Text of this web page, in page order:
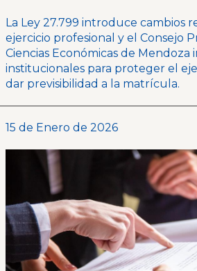
La Ley 27.799 introduce cambios
ejercicio profesional y el Consejo
Ciencias Económicas de Mendoza
institucionales para proteger el
dar previsibilidad a la matrícula.
15 de Enero de 2026